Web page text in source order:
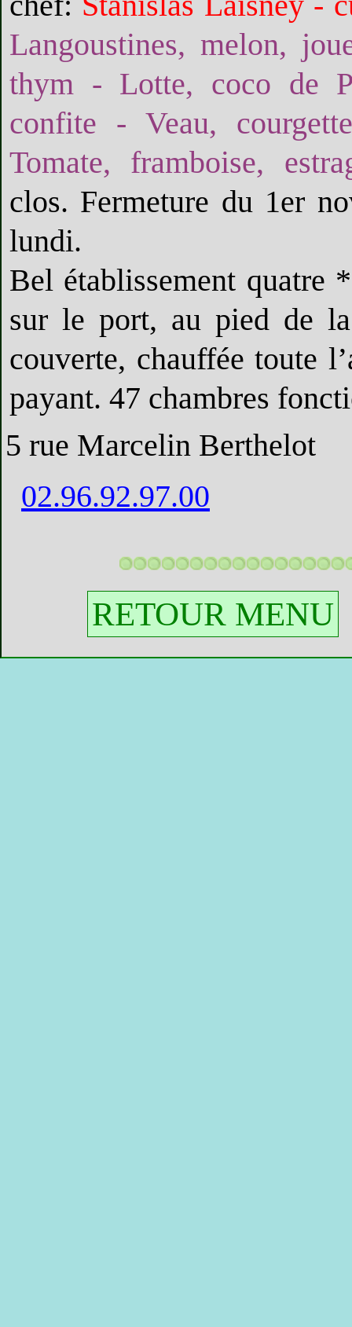
Langoustines, melon,
thym - Lotte, coco de
confite - Veau,
Tomate, framboise,
clos. Fermeture du 1er
lundi.
Bel établissement
sur le port, au pied de
couverte, chauffée toute
payant. 47 chambres
5 rue Marcelin Berthelot
02.96.92.97.00
RETOUR MENU